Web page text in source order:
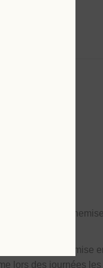
cette chemise
lors des journées